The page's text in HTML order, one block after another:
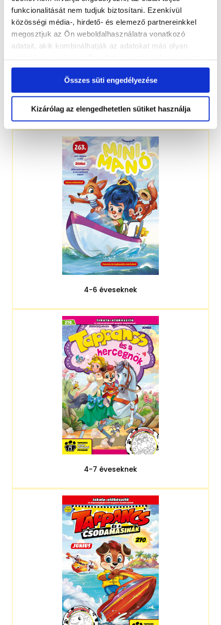
funkcionalitását nem tudjuk biztosítani. Ezenkívül
közösségi média-, hirdető- és elemező partnereinkkel
megosztjuk az Ön weboldalhasználatra vonatkozó
adatait, akik kombinálhatják az adatokat más olyan
Ön által használt más szolgáltatásokból gyűjtöttek.
Összes süti engedélyezése
Kizárólag az elengedhetetlen sütiket használja
3-5 éveseknek
4-6 éveseknek
4-7 éveseknek